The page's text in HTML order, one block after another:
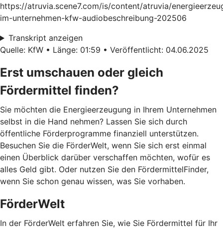
https://atruvia.scene7.com/is/content/atruvia/
im-unternehmen-kfw-audiobeschreibung-202506
Transkript anzeigen
Quelle: KfW • Länge: 01:59 • Veröffentlicht: 04.06.2025
Erst umschauen oder gleich
Fördermittel finden?
Sie möchten die Energieerzeugung in Ihrem Unternehmen
selbst in die Hand nehmen? Lassen Sie sich durch
öffentliche Förderprogramme finanziell unterstützen.
Besuchen Sie die FörderWelt, wenn Sie sich erst einmal
einen Überblick darüber verschaffen möchten, wofür es
alles Geld gibt. Oder nutzen Sie den FördermittelFinder,
wenn Sie schon genau wissen, was Sie vorhaben.
FörderWelt
In der FörderWelt erfahren Sie, wie Sie Fördermittel für Ihr